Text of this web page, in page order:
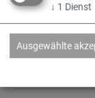
Pest Sandra
3
↓ 1 Dienst
Ausgewählte